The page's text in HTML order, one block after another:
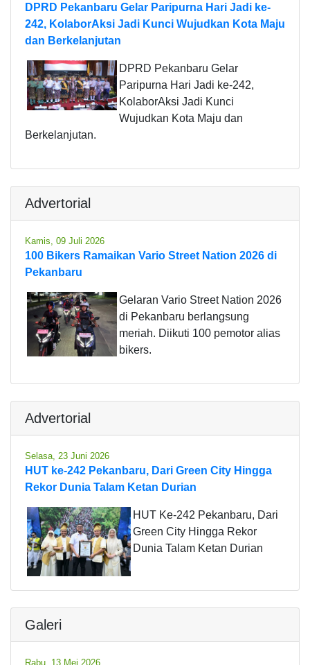
DPRD Pekanbaru Gelar Paripurna Hari Jadi ke-
242, KolaborAksi Jadi Kunci Wujudkan Kota Maju
dan Berkelanjutan
DPRD Pekanbaru Gelar
Paripurna Hari Jadi ke-242,
KolaborAksi Jadi Kunci
Wujudkan Kota Maju dan
Berkelanjutan.
Advertorial
Kamis, 09 Juli 2026
100 Bikers Ramaikan Vario Street Nation 2026 di
Pekanbaru
Gelaran Vario Street Nation 2026
di Pekanbaru berlangsung
meriah. Diikuti 100 pemotor alias
bikers.
Advertorial
Selasa, 23 Juni 2026
HUT ke-242 Pekanbaru, Dari Green City Hingga
Rekor Dunia Talam Ketan Durian
HUT Ke-242 Pekanbaru, Dari
Green City Hingga Rekor
Dunia Talam Ketan Durian
Galeri
Rabu, 13 Mei 2026